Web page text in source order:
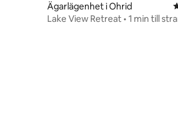
Ägarlägenhet i Ohrid
Lake View Retreat • 1 min till